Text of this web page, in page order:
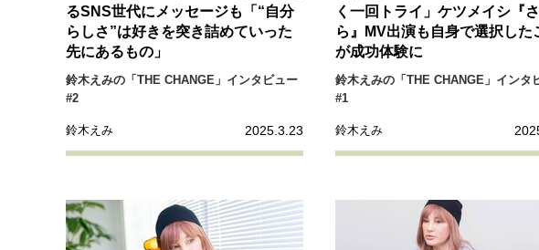
マインドセット 重圧との向き合い方
私を彩るエッセンス
社会・カルチャー・マネー 地域とつながる/お金との付
るSNS世代にメッセージも「“自分
らしさ”は好きを突き詰めていった
先にあるもの」
鈴木えみの「THE CHANGE」インタビュー
#2
鈴木えみ 2025.3.23
く一回トライ」ケツメイシ『さ
ら』MV出演も自身で選択した
が成功体験に
鈴木えみの「THE CHANGE」インタ
#1
鈴木えみ